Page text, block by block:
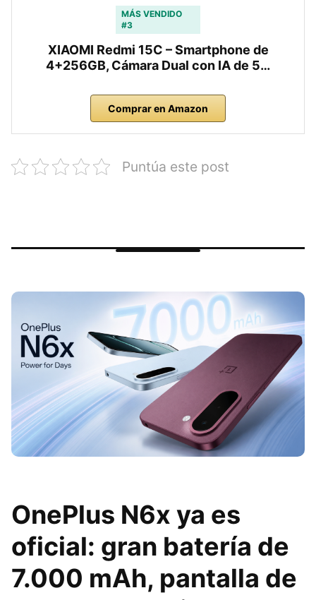
MÁS VENDIDO
#3
XIAOMI Redmi 15C – Smartphone de
4+256GB, Cámara Dual con IA de 5…
Comprar en Amazon
Puntúa este post
OnePlus N6x ya es
oficial: gran batería de
7.000 mAh, pantalla de